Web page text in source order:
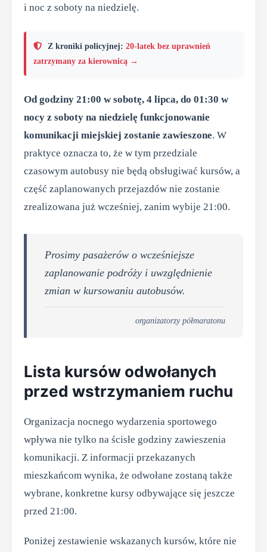
i noc z soboty na niedzielę.
Z kroniki policyjnej: 20-latek bez uprawnień
zatrzymany za kierownicą →
Od godziny 21:00 w sobotę, 4 lipca, do 01:30 w
nocy z soboty na niedzielę funkcjonowanie
komunikacji miejskiej zostanie zawieszone. W
praktyce oznacza to, że w tym przedziale
czasowym autobusy nie będą obsługiwać kursów, a
część zaplanowanych przejazdów nie zostanie
zrealizowana już wcześniej, zanim wybije 21:00.
Prosimy pasażerów o wcześniejsze
zaplanowanie podróży i uwzględnienie
zmian w kursowaniu autobusów.
organizatorzy półmaratonu
Lista kursów odwołanych
przed wstrzymaniem ruchu
Organizacja nocnego wydarzenia sportowego
wpływa nie tylko na ścisłe godziny zawieszenia
komunikacji. Z informacji przekazanych
mieszkańcom wynika, że odwołane zostaną także
wybrane, konkretne kursy odbywające się jeszcze
przed 21:00.
Poniżej zestawienie wskazanych kursów, które nie